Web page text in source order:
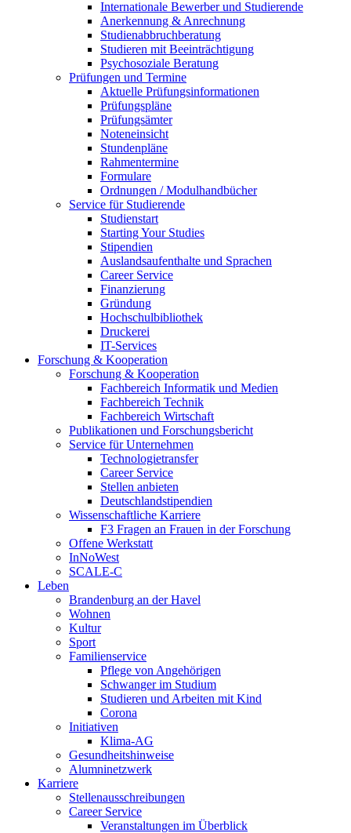
Internationale Bewerber und Studierende
Anerkennung & Anrechnung
Studienabbruchberatung
Studieren mit Beeinträchtigung
Psychosoziale Beratung
Prüfungen und Termine
Aktuelle Prüfungsinformationen
Prüfungspläne
Prüfungsämter
Noteneinsicht
Stundenpläne
Rahmentermine
Formulare
Ordnungen / Modulhandbücher
Service für Studierende
Studienstart
Starting Your Studies
Stipendien
Auslandsaufenthalte und Sprachen
Career Service
Finanzierung
Gründung
Hochschulbibliothek
Druckerei
IT-Services
Forschung & Kooperation
Forschung & Kooperation
Fachbereich Informatik und Medien
Fachbereich Technik
Fachbereich Wirtschaft
Publikationen und Forschungsbericht
Service für Unternehmen
Technologietransfer
Career Service
Stellen anbieten
Deutschlandstipendien
Wissenschaftliche Karriere
F3 Fragen an Frauen in der Forschung
Offene Werkstatt
InNoWest
SCALE-C
Leben
Brandenburg an der Havel
Wohnen
Kultur
Sport
Familienservice
Pflege von Angehörigen
Schwanger im Studium
Studieren und Arbeiten mit Kind
Corona
Initiativen
Klima-AG
Gesundheitshinweise
Alumninetzwerk
Karriere
Stellenausschreibungen
Career Service
Veranstaltungen im Überblick